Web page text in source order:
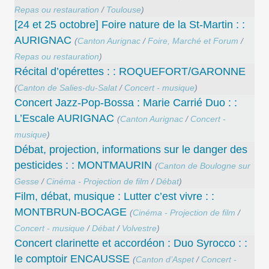
Repas ou restauration / Toulouse)
[24 et 25 octobre] Foire nature de la St-Martin : :
AURIGNAC (Canton Aurignac /Foire, Marché et Forum /
Repas ou restauration)
Récital d’opérettes : : ROQUEFORT/GARONNE
(Canton de Salies-du-Salat/ Concert - musique)
Concert Jazz-Pop-Bossa : Marie Carrié Duo : :
L’Escale AURIGNAC (Canton Aurignac / Concert -
musique)
Débat, projection, informations sur le danger des
pesticides : : MONTMAURIN (Canton de Boulogne sur
Gesse / Cinéma - Projection de film /Débat)
Film, débat, musique : Lutter c’est vivre : :
MONTBRUN-BOCAGE (Cinéma - Projection de film /
Concert - musique /Débat/ Volvestre)
Concert clarinette et accordéon : Duo Syrocco : :
le comptoir ENCAUSSE (Canton d’Aspet/ Concert -